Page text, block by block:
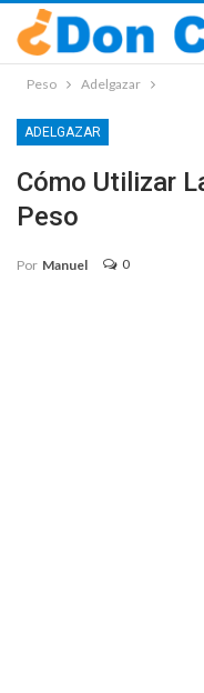
Peso Adelgazar
ADELGAZAR
Cómo Utilizar
Peso
Por Manuel 0